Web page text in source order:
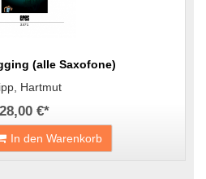
(alle Saxofone)
Hartmut
28,00 €*
In den Warenkorb